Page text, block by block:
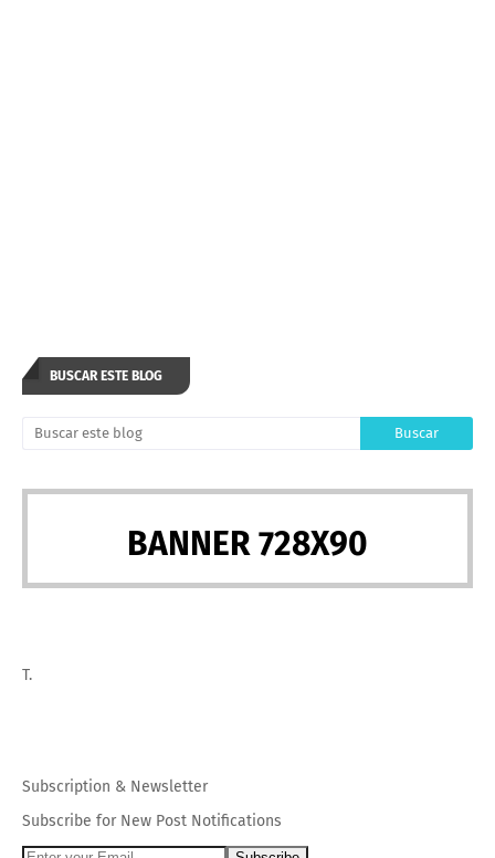
BUSCAR ESTE BLOG
BANNER 728X90
T.
Subscription & Newsletter
Subscribe for New Post Notifications